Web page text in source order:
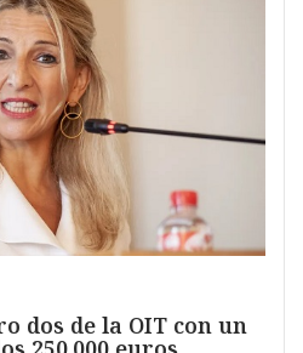
dos de la OIT con un